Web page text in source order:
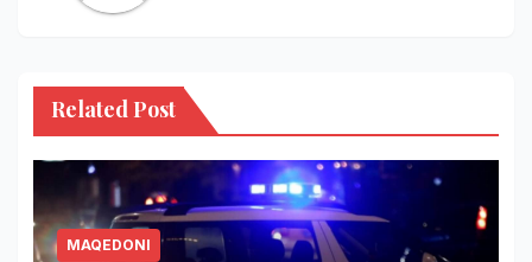
Related Post
MAQEDONI